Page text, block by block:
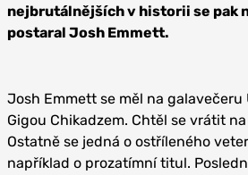
nejbrutálnějších v historii se pak
postaral Josh Emmett.
Josh Emmett se měl na galavečeru
Gigou Chikadzem. Chtěl se vrátit
Ostatně se jedná o ostříleného
například o prozatímní titul.